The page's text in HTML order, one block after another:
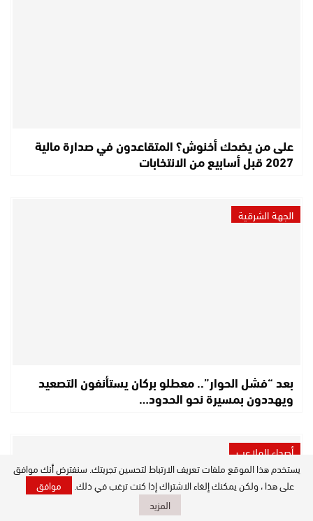
على من يضحك أخنوش؟ المتقاعدون في صدارة مالية
2027 قبل أسابيع من الانتخابات
الجهة الشرقية
بعد “فشل الحوار”.. معطلو بركان يستأنفون التصعيد
ويهددون بمسيرة نحو الحدود…
أصداء الملاعب
يستخدم هذا الموقع ملفات تعريف الارتباط لتحسين تجربتك. سنفترض أنك موافق
على هذا ، ولكن يمكنك إلغاء الاشتراك إذا كنت ترغب في ذلك.
موافق
المزيد